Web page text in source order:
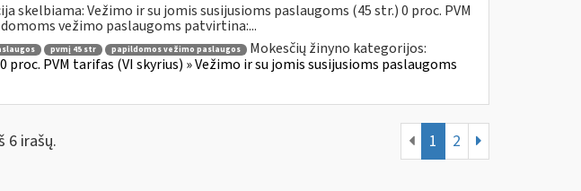
skelbiama: Vežimo ir su jomis susijusioms paslaugoms (45 str.) 0 proc. PVM
vežimo paslaugoms patvirtina:...
pvmį 45 str papildomos vežimo paslaugos
Mokesčių žinyno kategorijos:
PVM tarifas (VI skyrius) » Vežimo ir su jomis susijusioms paslaugoms
6 irašų. 1 2